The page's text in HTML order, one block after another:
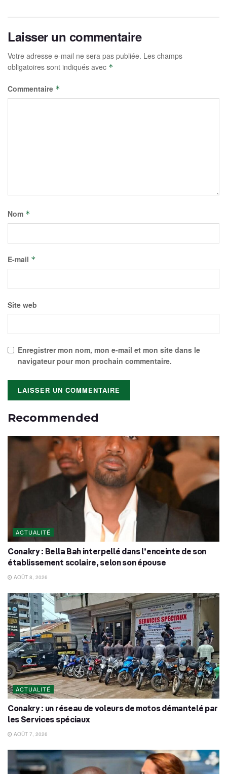
Laisser un commentaire
Votre adresse e-mail ne sera pas publiée. Les champs
obligatoires sont indiqués avec *
Commentaire *
Nom *
E-mail *
Site web
Enregistrer mon nom, mon e-mail et mon site dans le
navigateur pour mon prochain commentaire.
Recommended
ACTUALITÉ
Conakry : Bella Bah interpellé dans l’enceinte de son
établissement scolaire, selon son épouse
AOÛT 8, 2026
ACTUALITÉ
Conakry : un réseau de voleurs de motos démantelé par
les Services spéciaux
AOÛT 7, 2026